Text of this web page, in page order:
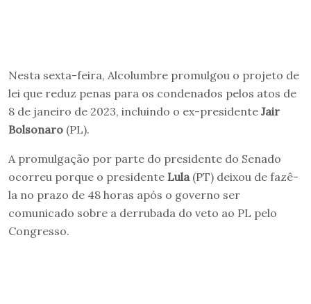
Nesta sexta-feira, Alcolumbre promulgou o projeto de
lei que reduz penas para os condenados pelos atos de
8 de janeiro de 2023, incluindo o ex-presidente Jair
Bolsonaro (PL).
A promulgação por parte do presidente do Senado
ocorreu porque o presidente Lula (PT) deixou de fazê-
la no prazo de 48 horas após o governo ser
comunicado sobre a derrubada do veto ao PL pelo
Congresso.